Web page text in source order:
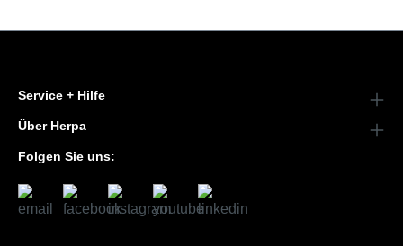
Service + Hilfe
Über Herpa
Folgen Sie uns: